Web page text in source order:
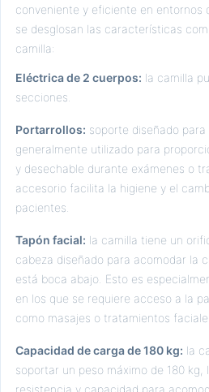
conveniente y eficiente en entornos
se desglosan las características
camilla:
Eléctrica de 2 cuerpos: la camilla
secciones.
Portarrollos: soporte diseñado para
generalmente utilizado para
y desechable durante exámenes o
accesorio facilita la higiene y el
pacientes.
Tapón facial: la camilla tiene un
cabeza diseñado para acomodar la
está boca abajo. Esto es
en los que se requiere acceso a la
como masajes o tratamientos
Capacidad de carga de 180 kg: la
soportar un peso máximo de 180 kg,
resistencia y capacidad para